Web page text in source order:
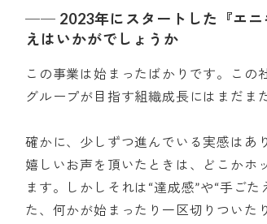
── 2023年にスタートした『エ
えはいかがでしょうか
この事業は始まったばかりです。この
グループが目指す組織成長にはまだま
確かに、少しずつ進んでいる実感はあ
嬉しいお声を頂いたときは、どこかホ
ます。しかしそれは“達成感”や“手ご
た、何かが始まったり一区切りついた